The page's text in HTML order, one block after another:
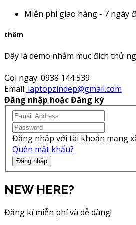
Miễn phí giao hàng - 7 ngày
thêm
Đây là demo nhằm mục đích thử
Gọi ngay: 0938 144 539
Email: laptopzindep@gmail.com
Đăng nhập hoặc Đăng ký
Đăng nhập với tài khoản mạng
Quên mật khẩu?
Đăng nhập
NEW HERE?
Đăng kí miễn phí và dễ dàng!